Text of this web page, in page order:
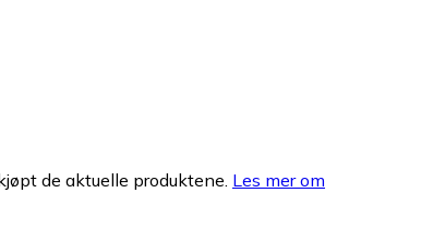
de aktuelle produktene. Les mer om